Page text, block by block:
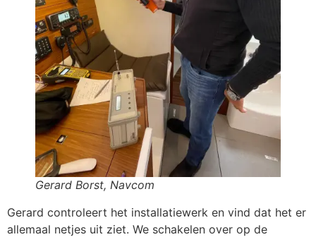
Gerard Borst, Navcom
Gerard controleert het installatiewerk en vind dat het er
allemaal netjes uit ziet. We schakelen over op de